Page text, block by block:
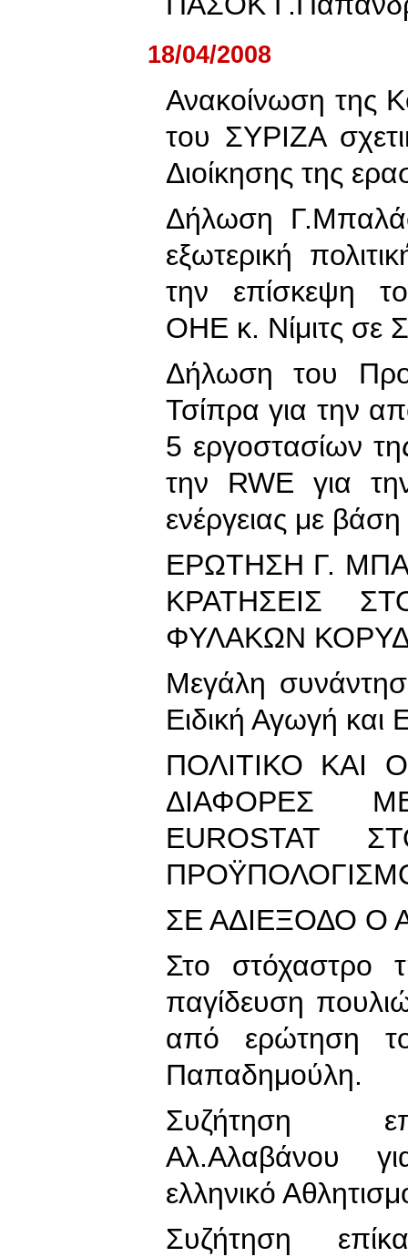
18/04/2008
Ανακοίνωση της
του ΣΥΡΙΖΑ
Διοίκησης της
Δήλωση
εξωτερική
την επίσκεψη
ΟΗΕ κ. Νίμιτς σε
Δήλωση του
Τσίπρα για την
5 εργοστασίων
την RWE για
ενέργειας με
ΕΡΩΤΗΣΗ Γ.
ΚΡΑΤΗΣΕΙΣ
ΦΥΛΑΚΩΝ
Μεγάλη
Ειδική Αγωγή και
ΠΟΛΙΤΙΚΟ ΚΑΙ
ΔΙΑΦΟΡΕΣ
EUROSTAT
ΣΕ ΑΔΙΕΞΟΔΟ Ο
Στο στόχαστρο
παγίδευση
από ερώτηση
Παπαδημούλη.
Συζήτηση
Αλ.Αλαβάνου
ελληνικό
Συζήτηση